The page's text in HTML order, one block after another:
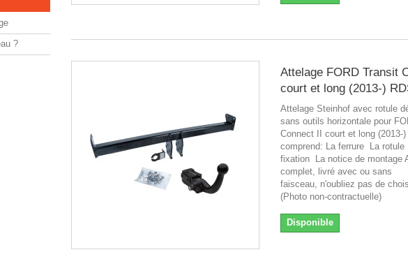
?
Attelage FORD Transit
court et long (2013-)
Attelage Steinhof avec rotule
sans outils horizontale pour
Connect II court et long (2013-)
comprend: La ferrure La
fixation La notice de montage
complet, livré avec ou sans
faisceau, n'oubliez pas de
(Photo non-contractuelle)
Disponible